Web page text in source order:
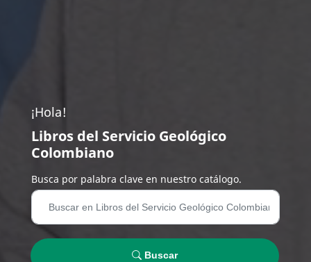
¡Hola!
Libros del Servicio Geológico
Colombiano
Busca por palabra clave en nuestro catálogo.
Buscar